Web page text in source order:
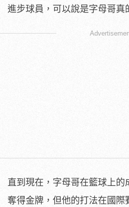
進步球員，可以說是字母哥真
直到現在，字母哥在籃球上的
奪得金牌，但他的打法在國際